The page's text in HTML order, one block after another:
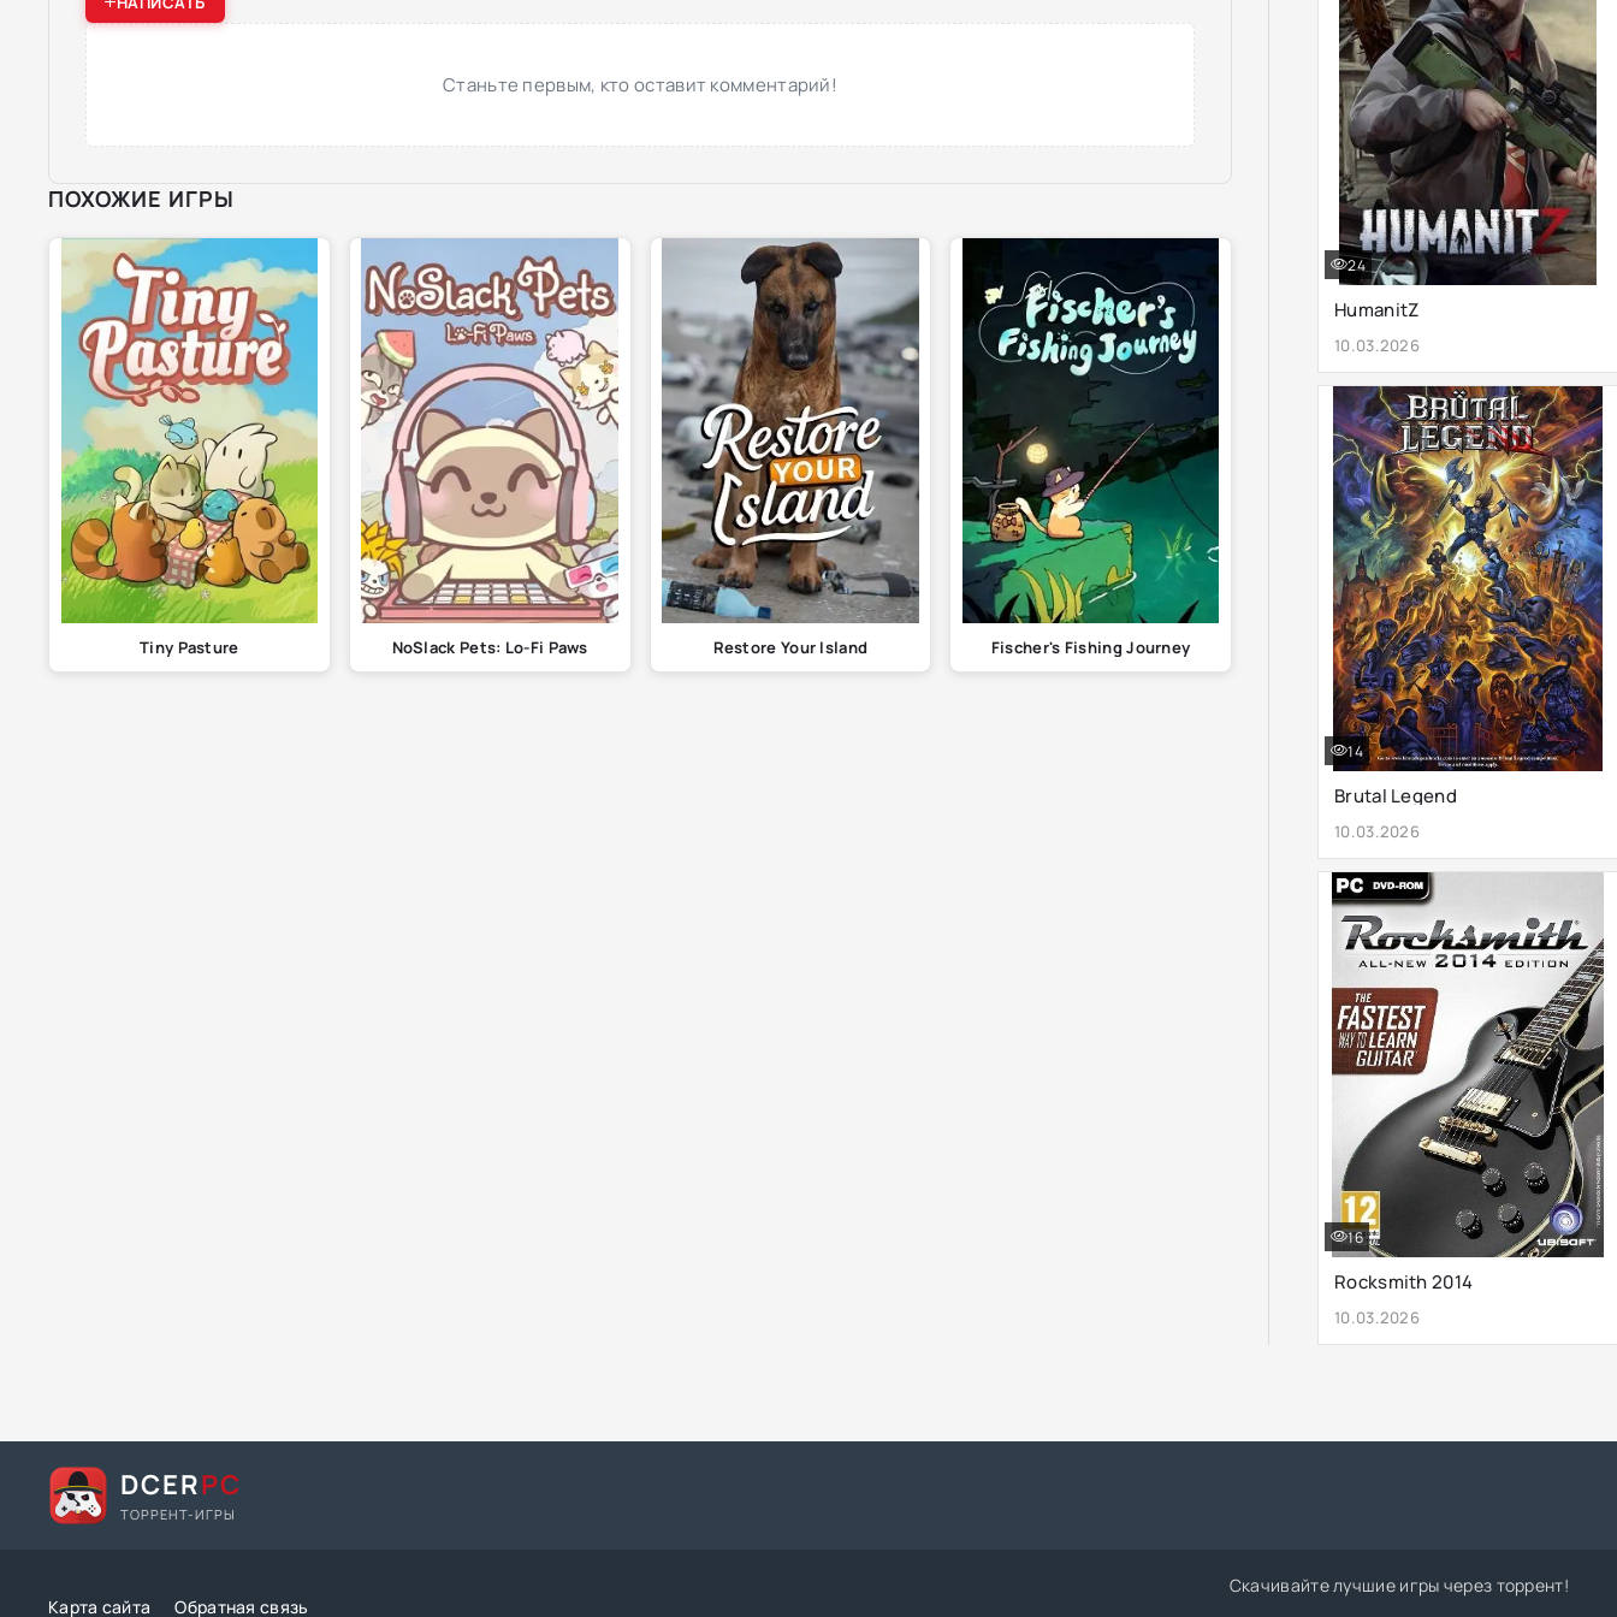
Станьте первым, кто оставит комментарий!
ПОХОЖИЕ ИГРЫ
Tiny Pasture NoSlack Pets: Lo-Fi Paws Restore Your Island Fischer's Fishing Journey
HumanitZ
10.03.2026
24
Brutal Legend
10.03.2026
14
Rocksmith 2014
10.03.2026
16
DCERPC
ТОРРЕНТ-ИГРЫ
Карта сайта Обратная связь
Скачивайте лучшие игры через торрент!